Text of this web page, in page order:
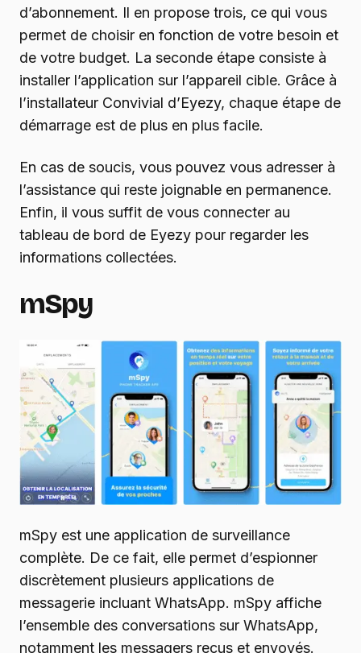
d’abonnement. Il en propose trois, ce qui vous
permet de choisir en fonction de votre besoin et
de votre budget. La seconde étape consiste à
installer l’application sur l’appareil cible. Grâce à
l’installateur Convivial d’Eyezy, chaque étape de
démarrage est de plus en plus facile.
En cas de soucis, vous pouvez vous adresser à
l’assistance qui reste joignable en permanence.
Enfin, il vous suffit de vous connecter au
tableau de bord de Eyezy pour regarder les
informations collectées.
mSpy
mSpy est une application de surveillance
complète. De ce fait, elle permet d’espionner
discrètement plusieurs applications de
messagerie incluant WhatsApp. mSpy affiche
l’ensemble des conversations sur WhatsApp,
notamment les messagers reçus et envoyés.